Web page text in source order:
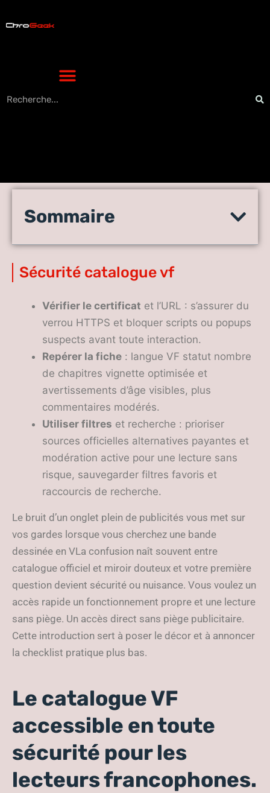
Hentaizone : le catalogue VF
?
Sommaire
Sécurité catalogue vf
Vérifier le certificat et l’URL : s’assurer du
verrou HTTPS et bloquer scripts ou popups
suspects avant toute interaction.
Repérer la fiche : langue VF statut nombre
de chapitres vignette optimisée et
avertissements d’âge visibles, plus
commentaires modérés.
Utiliser filtres et recherche : prioriser
sources officielles alternatives payantes et
modération active pour une lecture sans
risque, sauvegarder filtres favoris et
raccourcis de recherche.
Le bruit d’un onglet plein de publicités vous met sur
vos gardes lorsque vous cherchez une bande
dessinée en VLa confusion naît souvent entre
catalogue officiel et miroir douteux et votre première
question devient sécurité ou nuisance. Vous voulez un
accès rapide un fonctionnement propre et une lecture
sans piège. Un accès direct sans piège publicitaire.
Cette introduction sert à poser le décor et à annoncer
la checklist pratique plus bas.
Le catalogue VF
accessible en toute
sécurité pour les
lecteurs francophones.